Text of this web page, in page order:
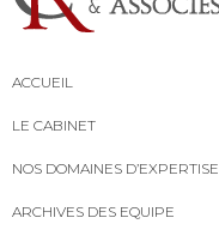
ACCUEIL
LE CABINET
NOS DOMAINES D’EXPERTISE
ARCHIVES DES EQUIPE